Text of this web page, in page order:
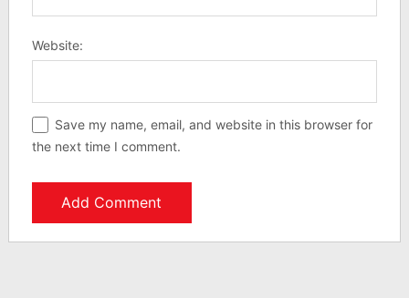
Website:
Save my name, email, and website in this browser for
the next time I comment.